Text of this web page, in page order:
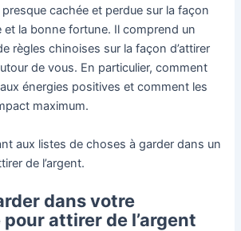
cachée et perdue sur la façon
et la bonne fortune. Il comprend un
règles chinoises sur la façon d’attirer
de vous. En particulier, comment
énergies positives et comment les
maximum.
aux listes de choses à garder dans un
de l’argent.
dans votre
attirer de l’argent